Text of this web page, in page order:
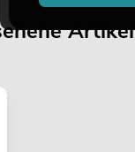
Artikel